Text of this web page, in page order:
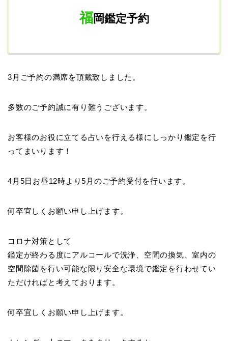
福岡鑑定予約
3月ご予約の満席を頂戴致しました。
多数のご予約誠に有り難うございます。
お客様のお役に立てる占いを行える様にしっかり鑑定を行
ってまいります！
4月5日お昼12時より5月のご予約受付を行います。
何卒宜しくお願い申し上げます。
コロナ対策として
鑑定が終わる度にアルコールで洗浄、空間の換気、室内の
空間除菌を行い可能な限り安全な環境で鑑定を行わせてい
ただければと考えております。
何卒宜しくお願い申し上げます。